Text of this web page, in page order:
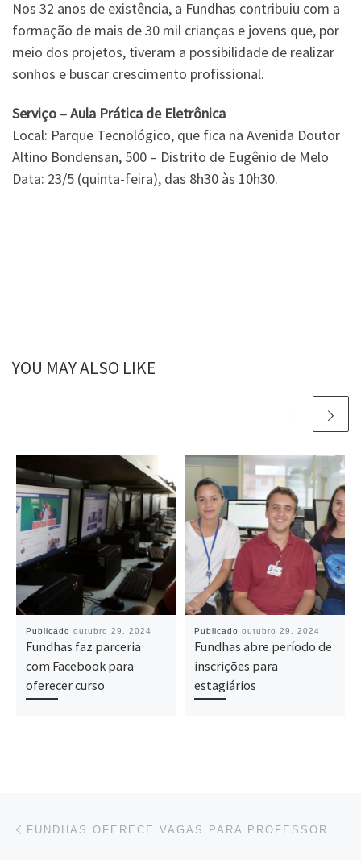
Nos 32 anos de existência, a Fundhas contribuiu com a
formação de mais de 30 mil crianças e jovens que, por
meio dos projetos, tiveram a possibilidade de realizar
sonhos e buscar crescimento profissional.
Serviço – Aula Prática de Eletrônica
Local: Parque Tecnológico, que fica na Avenida Doutor
Altino Bondensan, 500 – Distrito de Eugênio de Melo
Data: 23/5 (quinta-feira), das 8h30 às 10h30.
YOU MAY ALSO LIKE
Publicado outubro 29, 2024
Fundhas faz parceria
com Facebook para
oferecer curso
Publicado outubro 29, 2024
Fundhas abre período de
inscrições para
estagiários
Navegação do post